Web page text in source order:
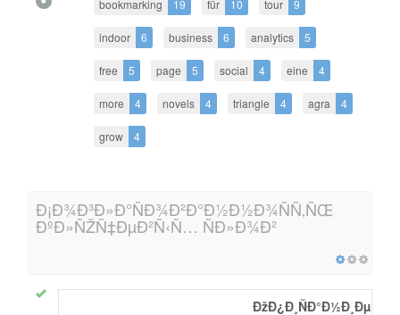
bookmarking 19 für 10 tour 9
indoor 6 business 6 analytics 5
free 5 page 5 social 4 eine 4
more 4 novels 4 triangle 4 agra 4
grow 4
Ð¡Ð¾Ð³Ð»Ð°ÑÐ¾Ð²Ð°Ð½Ð½Ð¾ÑÑ‚ÑŒ
ÐºÐ»ÑŽÑ‡ÐµÐ²Ñ‹Ñ… ÑÐ»Ð¾Ð²
ÐžÐ¿Ð¸ÑÐ°Ð½Ð¸Ðµ